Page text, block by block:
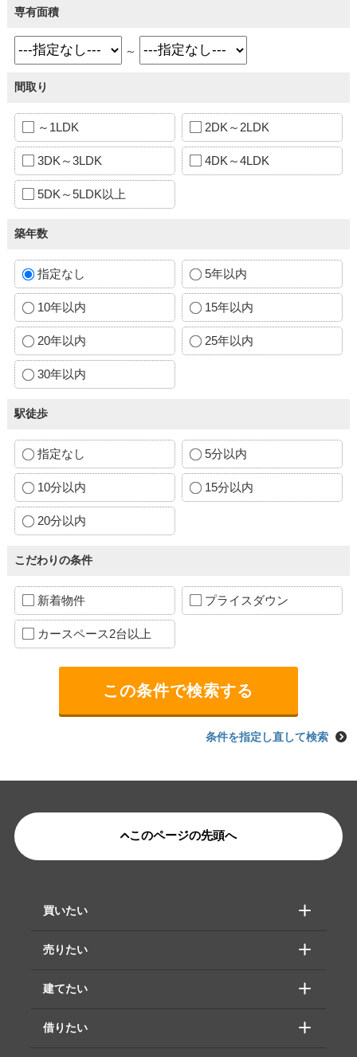
専有面積
～
間取り
～1LDK 2DK～2LDK
3DK～3LDK 4DK～4LDK
5DK～5LDK以上
築年数
指定なし 5年以内
10年以内 15年以内
20年以内 25年以内
30年以内
駅徒歩
指定なし 5分以内
10分以内 15分以内
20分以内
こだわりの条件
新着物件 プライスダウン
カースペース2台以上
条件を指定し直して検索
このページの先頭へ
買いたい
売りたい
建てたい
借りたい